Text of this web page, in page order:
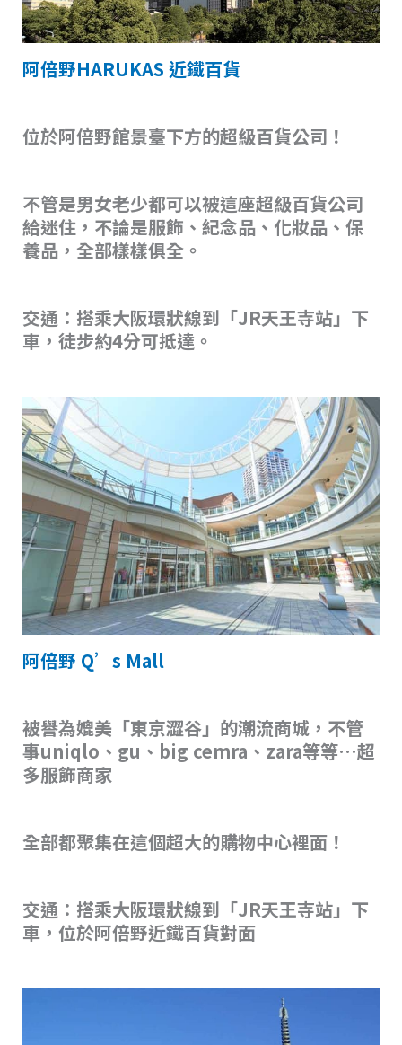
阿倍野HARUKAS 近鐵百貨
位於阿倍野館景臺下方的超級百貨公司！
不管是男女老少都可以被這座超級百貨公司
給迷住，不論是服飾、紀念品、化妝品、保
養品，全部樣樣俱全。
交通：搭乘大阪環狀線到「JR天王寺站」下
車，徒步約4分可抵達。
阿倍野 Q’s Mall
被譽為媲美「東京澀谷」的潮流商城，不管
事uniqlo、gu、big cemra、zara等等…超
多服飾商家
全部都聚集在這個超大的購物中心裡面！
交通：搭乘大阪環狀線到「JR天王寺站」下
車，位於阿倍野近鐵百貨對面